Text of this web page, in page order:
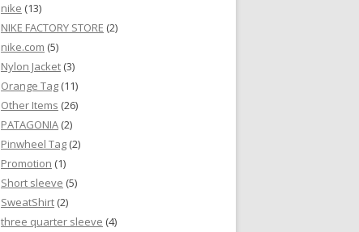
nike (13)
NIKE FACTORY STORE (2)
nike.com (5)
Nylon Jacket (3)
Orange Tag (11)
Other Items (26)
PATAGONIA (2)
Pinwheel Tag (2)
Promotion (1)
Short sleeve (5)
SweatShirt (2)
three quarter sleeve (4)